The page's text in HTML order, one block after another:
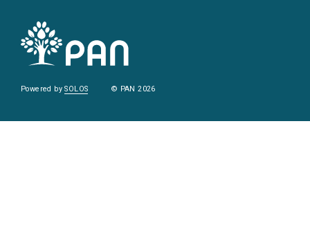
Powered bySOLOS © PAN 2026